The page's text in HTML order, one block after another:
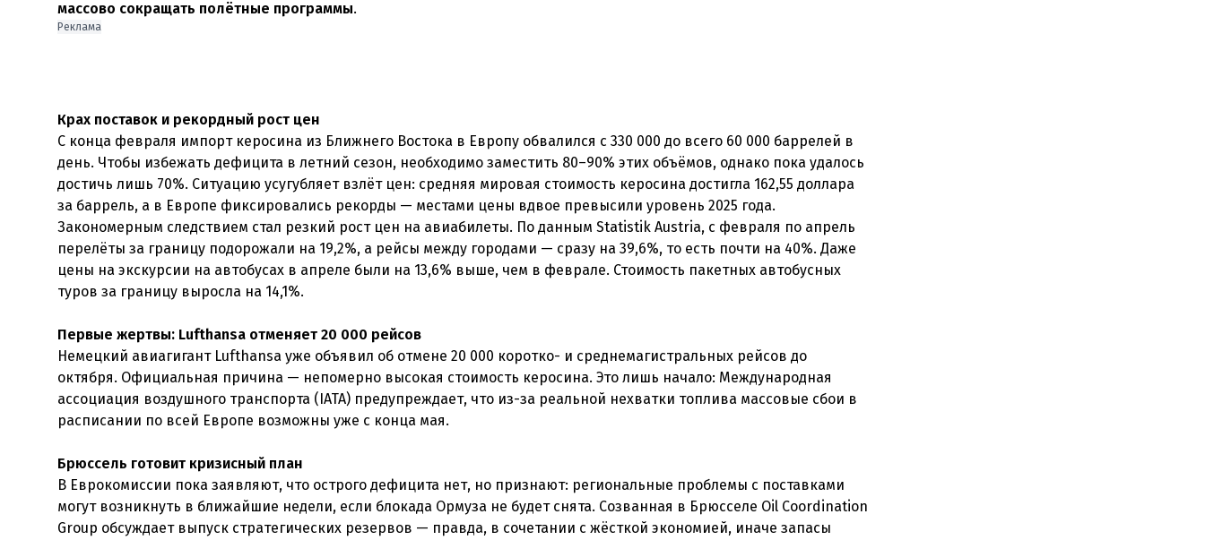
массово сокращать полётные программы.
Реклама
Крах поставок и рекордный рост цен
С конца февраля импорт керосина из Ближнего Востока в Европу обвалился с 330 000 до всего 60 000 баррелей в
день. Чтобы избежать дефицита в летний сезон, необходимо заместить 80–90% этих объёмов, однако пока удалось
достичь лишь 70%. Ситуацию усугубляет взлёт цен: средняя мировая стоимость керосина достигла 162,55 доллара
за баррель, а в Европе фиксировались рекорды — местами цены вдвое превысили уровень 2025 года.
Закономерным следствием стал резкий рост цен на авиабилеты. По данным Statistik Austria, с февраля по апрель
перелёты за границу подорожали на 19,2%, а рейсы между городами — сразу на 39,6%, то есть почти на 40%. Даже
цены на экскурсии на автобусах в апреле были на 13,6% выше, чем в феврале. Стоимость пакетных автобусных
туров за границу выросла на 14,1%.
Первые жертвы: Lufthansa отменяет 20 000 рейсов
Немецкий авиагигант Lufthansa уже объявил об отмене 20 000 коротко- и среднемагистральных рейсов до
октября. Официальная причина — непомерно высокая стоимость керосина. Это лишь начало: Международная
ассоциация воздушного транспорта (IATA) предупреждает, что из-за реальной нехватки топлива массовые сбои в
расписании по всей Европе возможны уже с конца мая.
Брюссель готовит кризисный план
В Еврокомиссии пока заявляют, что острого дефицита нет, но признают: региональные проблемы с поставками
могут возникнуть в ближайшие недели, если блокада Ормуза не будет снята. Созванная в Брюсселе Oil Coordination
Group обсуждает выпуск стратегических резервов — правда, в сочетании с жёсткой экономией, иначе запасы